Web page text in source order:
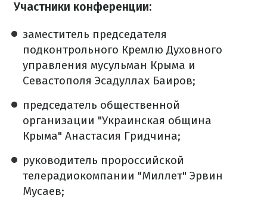
Участники конференции:
заместитель председателя
подконтрольного Кремлю Духовного
управления мусульман Крыма и
Севастополя Эсадуллах Баиров;
председатель общественной
организации "Украинская община
Крыма" Анастасия Гридчина;
руководитель пророссийской
телерадиокомпании "Миллет" Эрвин
Мусаев;